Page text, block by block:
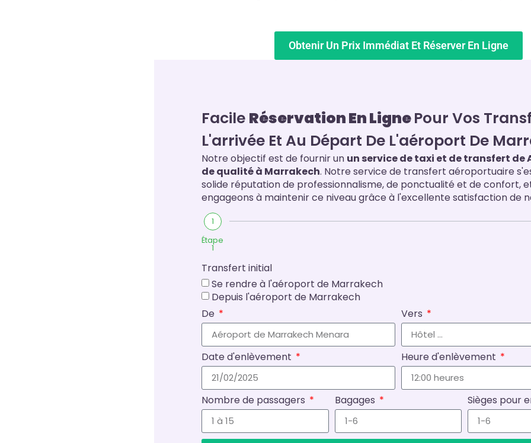
Obtenir Un Prix Immédiat Et Réserver En Ligne
Facile Réservation En LignePour Vos
L'arrivée Et Au Départ De L'aéroport De
Notre objectif est de fournir un un service de taxi et de transfert de
de qualité à Marrakech. Notre service de transfert aéroportuaire
solide réputation de professionnalisme, de ponctualité et de confort,
engageons à maintenir ce niveau grâce à l'excellente satisfaction de
1
Étape
1
Transfert initial
Se rendre à l'aéroport de Marrakech
Depuis l'aéroport de Marrakech
De
Vers
Date d'enlèvement Heure d'enlèvement
Nombre de passagers Bagages Sièges pour